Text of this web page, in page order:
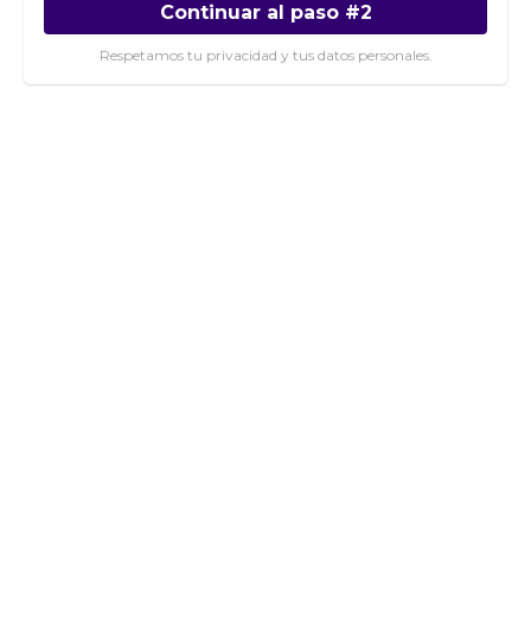
Continuar al paso #2
Respetamos tu privacidad y tus datos personales.